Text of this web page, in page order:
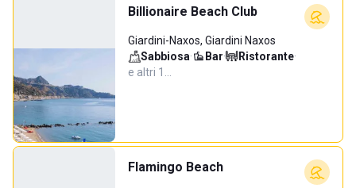
Billionaire Beach Club
Giardini-Naxos, Giardini Naxos
Sabbiosa· Bar· Ristorante·
e altri 1…
Flamingo Beach